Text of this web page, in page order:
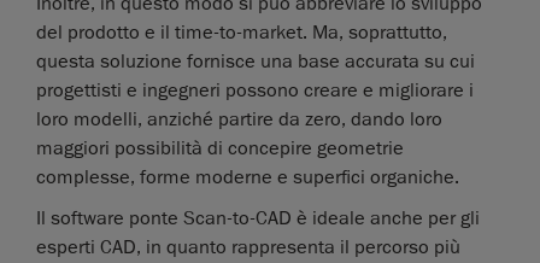
del prodotto e il time-to-market. Ma, soprattutto,
questa soluzione fornisce una base accurata su cui
progettisti e ingegneri possono creare e migliorare i
loro modelli, anziché partire da zero, dando loro
maggiori possibilità di concepire geometrie
complesse, forme moderne e superfici organiche.
Il software ponte Scan-to-CAD è ideale anche per gli
esperti CAD, in quanto rappresenta il percorso più